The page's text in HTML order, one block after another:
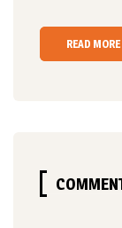
READ MORE